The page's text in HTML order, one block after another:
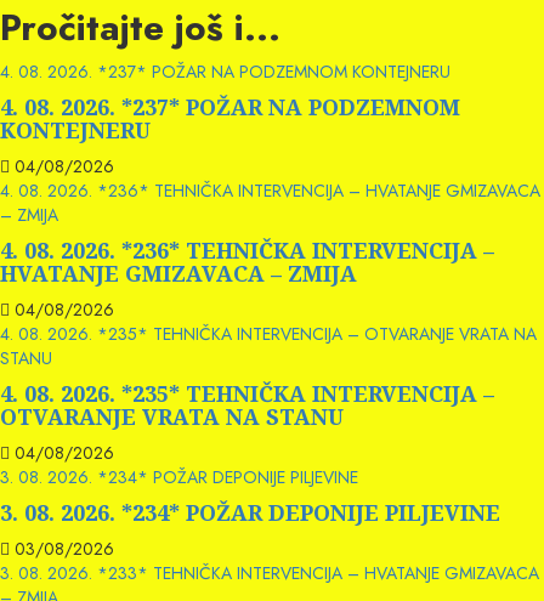
Pročitajte još i...
4. 08. 2026. *237* POŽAR NA PODZEMNOM KONTEJNERU
4. 08. 2026. *237* POŽAR NA PODZEMNOM
KONTEJNERU
04/08/2026
4. 08. 2026. *236* TEHNIČKA INTERVENCIJA – HVATANJE GMIZAVACA
– ZMIJA
4. 08. 2026. *236* TEHNIČKA INTERVENCIJA –
HVATANJE GMIZAVACA – ZMIJA
04/08/2026
4. 08. 2026. *235* TEHNIČKA INTERVENCIJA – OTVARANJE VRATA NA
STANU
4. 08. 2026. *235* TEHNIČKA INTERVENCIJA –
OTVARANJE VRATA NA STANU
04/08/2026
3. 08. 2026. *234* POŽAR DEPONIJE PILJEVINE
3. 08. 2026. *234* POŽAR DEPONIJE PILJEVINE
03/08/2026
3. 08. 2026. *233* TEHNIČKA INTERVENCIJA – HVATANJE GMIZAVACA